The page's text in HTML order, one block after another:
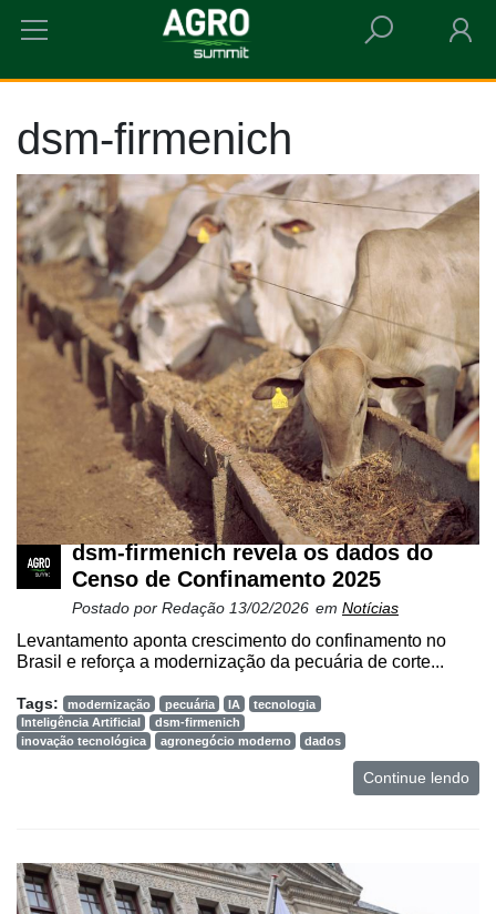
HOME DSM-FIRMENICH
dsm-firmenich
dsm-firmenich revela os dados do
Censo de Confinamento 2025
Postado por Redação 13/02/2026 em Notícias
Levantamento aponta crescimento do confinamento no
Brasil e reforça a modernização da pecuária de corte...
Tags: modernização pecuária IA
tecnologia
Inteligência Artificial
dsm-firmenich
inovação tecnológica
agronegócio moderno dados
Continue lendo